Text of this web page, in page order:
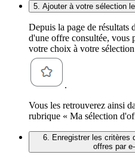
5. Ajouter à votre sélection
Depuis la page de résultats
d'une offre consultée, vous
votre choix à votre
.
Vous les retrouverez ainsi
rubrique « Ma sélection
6. Enregistrer les critères
offres par